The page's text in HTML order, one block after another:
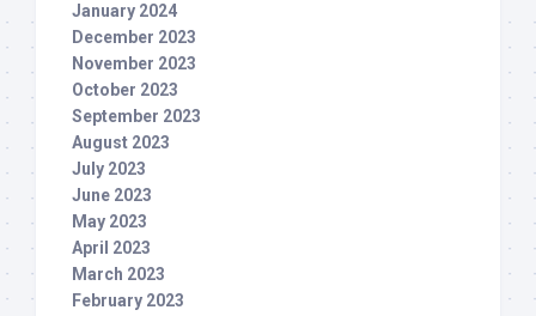
January 2024
December 2023
November 2023
October 2023
September 2023
August 2023
July 2023
June 2023
May 2023
April 2023
March 2023
February 2023